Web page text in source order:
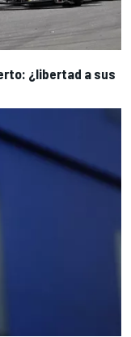
¿libertad a sus